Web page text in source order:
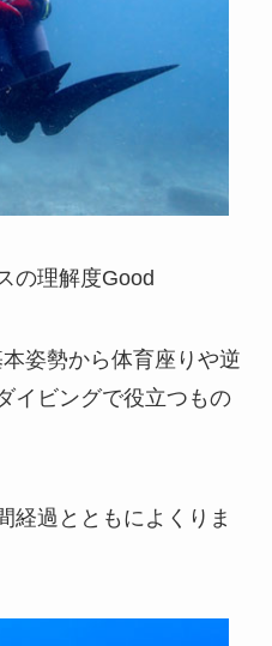
の理解度Good
姿勢から体育座りや逆
イビングで役立つもの
経過とともによくりま